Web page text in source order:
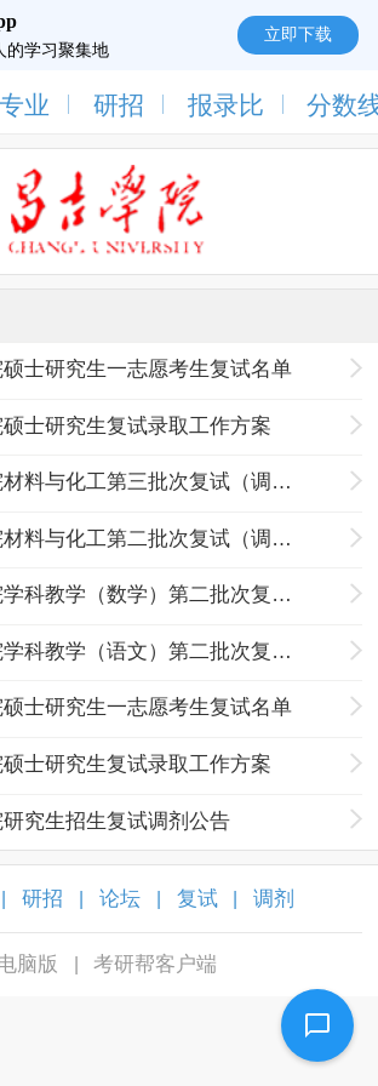
的学习聚集地
立即下载
业 研招 报录比 分数
士研究生一志愿考生复试名单
士研究生复试录取工作方案
2020年昌吉学院材料与化工第三批次复试（调剂）名单
2020年昌吉学院材料与化工第二批次复试（调剂）名单
2020年昌吉学院学科教学（数学）第二批次复试（调剂）名单
2020年昌吉学院学科教学（语文）第二批次复试（调剂）名单
士研究生一志愿考生复试名单
士研究生复试录取工作方案
究生招生复试调剂公告
研招 论坛 复试 调剂
脑版 考研帮客户端